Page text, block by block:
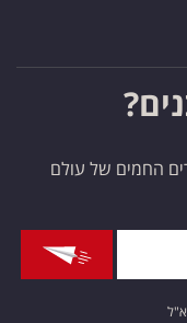
החמים של עולם